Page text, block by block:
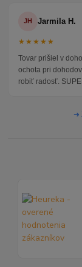
JH Jarmila H.
★★★★★
Tovar prišiel v
ochota pri
robiť radosť.
➜